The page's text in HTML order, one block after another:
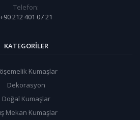
Telefon:
+90 212 401 07 21
KATEGORILER
Kumaşlar
Dekorasyon
Doğal Kumaşlar
Mekan Kumaşlar